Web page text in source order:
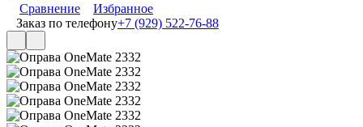
Сравнение
Избранное
Заказ по телефону+7 (929) 522-76-88